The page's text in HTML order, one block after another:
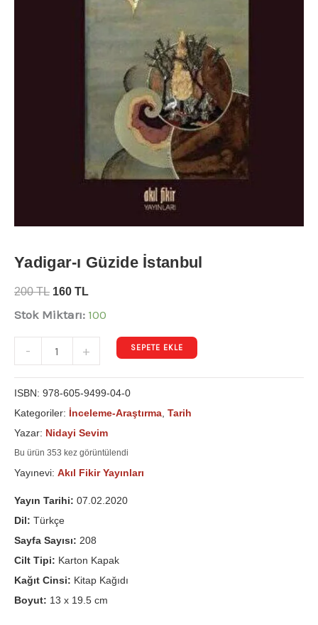
Yadigar-ı Güzide İstanbul
200TL 160 TL
Stok Miktarı: 100
- + SEPETE EKLE
ISBN: 978-605-9499-04-0
Kategoriler: İnceleme-Araştırma Tarih
Yazar: Nidayi Sevim
Bu ürün 353 kez görüntülendi
Yayınevi: Akıl Fikir Yayınları
Yayın Tarihi: 07.02.2020
Dil: Türkçe
Sayfa Sayısı: 208
Cilt Tipi: Karton Kapak
Kağıt Cinsi: Kitap Kağıdı
Boyut: 13 x 19.5 cm